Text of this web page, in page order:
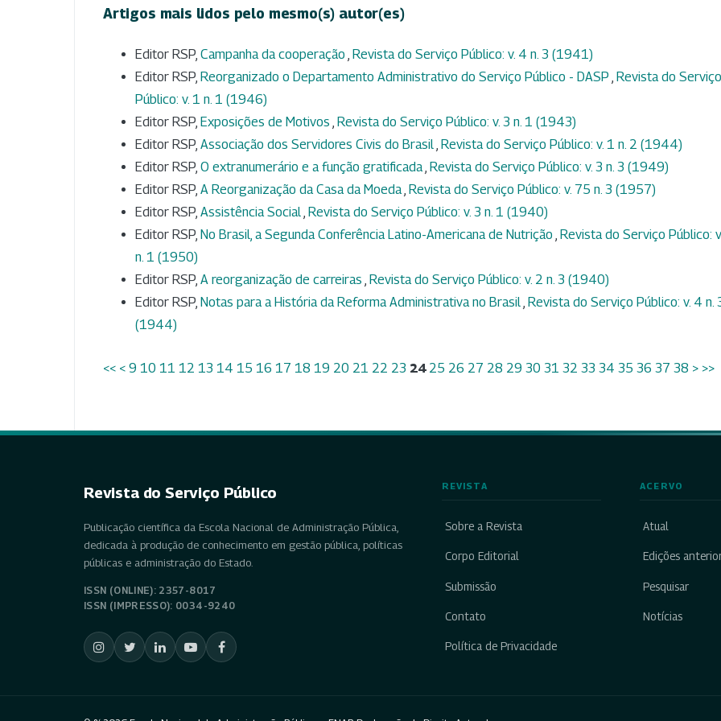
Artigos mais lidos pelo mesmo(s) autor(es)
Editor RSP, Campanha da cooperação , Revista do Serviço Público: v. 4 n. 3 (1941)
Editor RSP, Reorganizado o Departamento Administrativo do Serviço Público - DASP , Revista do Serviço
Público: v. 1 n. 1 (1946)
Editor RSP, Exposições de Motivos , Revista do Serviço Público: v. 3 n. 1 (1943)
Editor RSP, Associação dos Servidores Civis do Brasil, Revista do Serviço Público: v. 1 n. 2 (1944)
Editor RSP, O extranumerário e a função gratificada, Revista do Serviço Público: v. 3 n. 3 (1949)
Editor RSP, A Reorganização da Casa da Moeda, Revista do Serviço Público: v. 75 n. 3 (1957)
Editor RSP, Assistência Social, Revista do Serviço Público: v. 3 n. 1 (1940)
Editor RSP, No Brasil, a Segunda Conferência Latino-Americana de Nutrição , Revista do Serviço Público:
n. 1 (1950)
Editor RSP, A reorganização de carreiras , Revista do Serviço Público: v. 2 n. 3 (1940)
Editor RSP, Notas para a História da Reforma Administrativa no Brasil, Revista do Serviço Público: v. 4 n.
(1944)
<< < 9 10 11 12 13 14 15 16 17 18 19 20 21 22 23 24 25 26 27 28 29 30 31 32 33 34 35 36 37 38 > >>
Revista do Serviço Público
Publicação científica da Escola Nacional de Administração Pública,
dedicada à produção de conhecimento em gestão pública, políticas
públicas e administração do Estado.
ISSN (ONLINE): 2357-8017
ISSN (IMPRESSO): 0034-9240
REVISTA
Sobre a Revista
Corpo Editorial
Submissão
Contato
Política de Privacidade
ACERVO
Atual
Edições
Pesquisar
Notícias